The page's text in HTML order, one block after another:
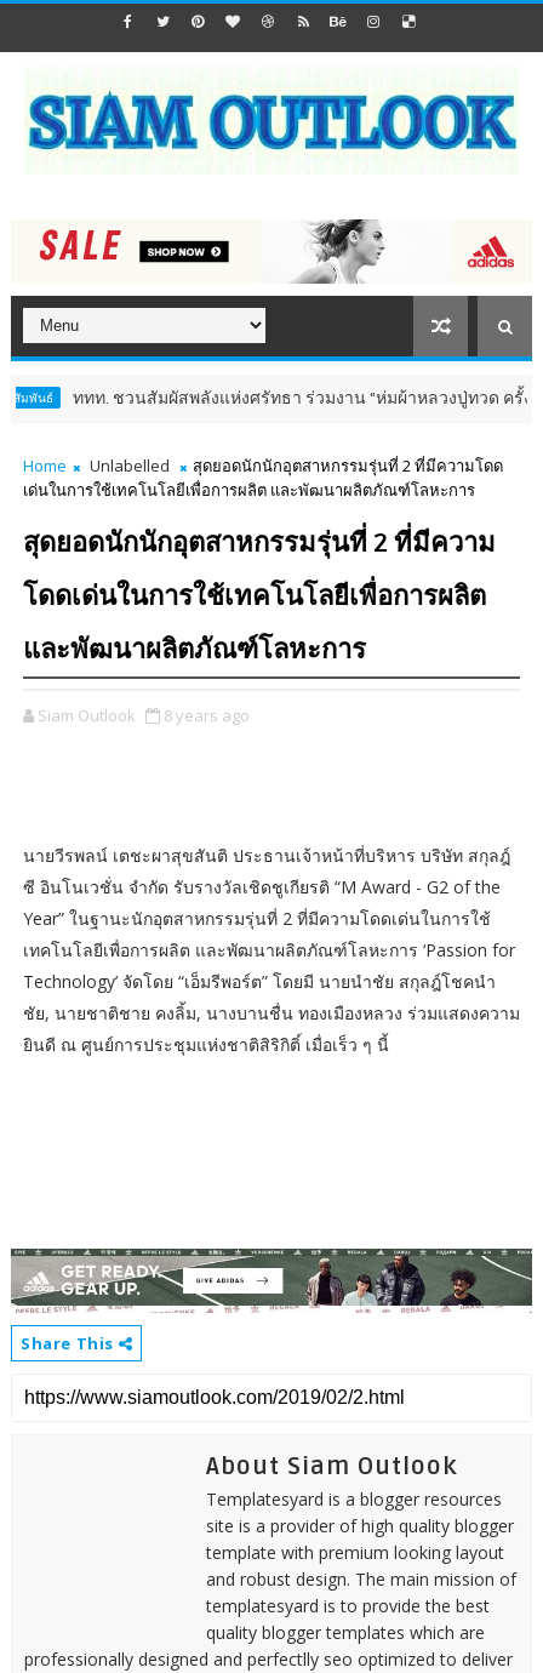
ททท. ชวนสัมผัสพลังแห่งศรัทธา ร่วมงาน "ห่มผ้าหลวงปู่ทวด ครั้งที่ 13
Home Unlabelled
สุดยอดนักนักอุตสาหกรรมรุ่นที่ 2 ที่มีความโดด
เด่นในการใช้เทคโนโลยีเพื่อการผลิต และพัฒนาผลิตภัณฑ์โลหะการ
สุดยอดนักนักอุตสาหกรรมรุ่นที่ 2 ที่มีความ
โดดเด่นในการใช้เทคโนโลยีเพื่อการผลิต
และพัฒนาผลิตภัณฑ์โลหะการ
Siam Outlook 8 years ago
นายวีรพลน์ เตชะผาสุขสันติ ประธานเจ้าหน้าที่บริหาร บริษัท สกุลฎ์
ซี อินโนเวชั่น จำกัด รับรางวัลเชิดชูเกียรติ “M Award - G2 of the
Year” ในฐานะนักอุตสาหกรรมรุ่นที่ 2 ที่มีความโดดเด่นในการใช้
เทคโนโลยีเพื่อการผลิต และพัฒนาผลิตภัณฑ์โลหะการ ‘Passion for
Technology’ จัดโดย “เอ็มรีพอร์ต” โดยมี นายนำชัย สกุลฎ์โชคนำ
ชัย, นายชาติชาย คงลิ้ม, นางบานชื่น ทองเมืองหลวง ร่วมแสดงความ
ยินดี ณ ศูนย์การประชุมแห่งชาติสิริกิติ์ เมื่อเร็ว ๆ นี้
Share This
About Siam Outlook
Templatesyard is a blogger resources
site is a provider of high quality blogger
template with premium looking layout
and robust design. The main mission of
templatesyard is to provide the best
quality blogger templates which are
professionally designed and perfectlly seo optimized to deliver